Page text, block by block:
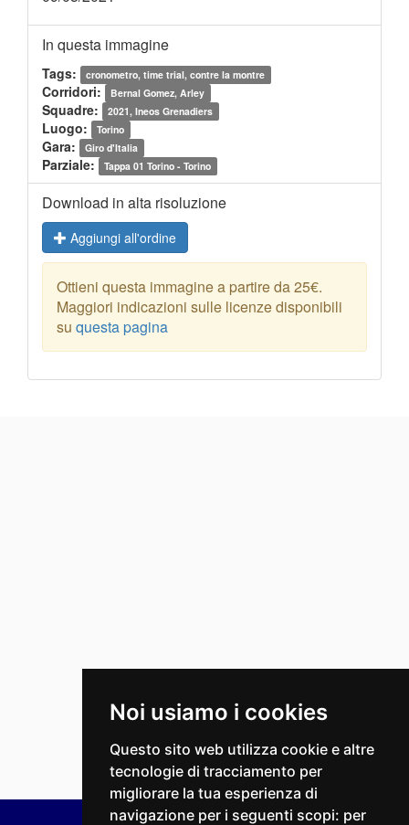
Noi usiamo i cookies
Questo sito web utilizza cookie e altre
tecnologie di tracciamento per
migliorare la tua esperienza di
navigazione per i seguenti scopi: per
In questa immagine
Tags: cronometro, time trial, contre la montre
Corridori: Bernal Gomez, Arley
Squadre: 2021, Ineos Grenadiers
Luogo: Torino
Gara: Giro d'Italia
Parziale: Tappa 01 Torino - Torino
Download in alta risoluzione
Aggiungi all'ordine
Ottieni questa immagine a partire da 25€.
Maggiori indicazioni sulle licenze disponibili
su questa pagina